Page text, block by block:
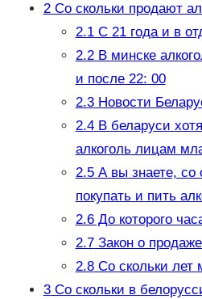
2Со скольки продают
2.1С 21 года и в
2.2В минске
и после 22: 00
2.3Новости
2.4В беларуси
алкоголь лицам
2.5А вы знаете, со
покупать и пить
2.6До которого
2.7Закон о продаже
2.8Со скольки лет
3Со скольки в